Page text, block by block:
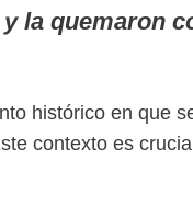
la quemaron
histórico en que
contexto es